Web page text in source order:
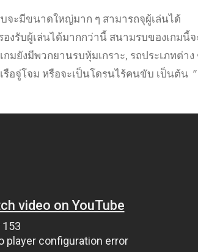
จะมีขนาดใหญ่มาก ๆ สามารถจุผู้เล่นได้
งรับผู้เล่นได้มากกว่านี้ สนามรบของเกมนี้
ยังมีพวกยานรบหุ้มเกราะ, รถประเภทต่าง
รือจู่โจม หรือจะเป็นโดรนไร้คนขับ เป็นต้น ”